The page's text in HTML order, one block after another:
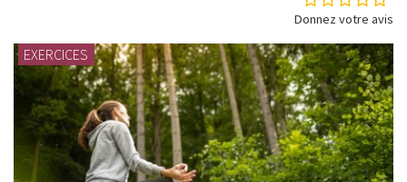
Donnez votre avis
EXERCICES